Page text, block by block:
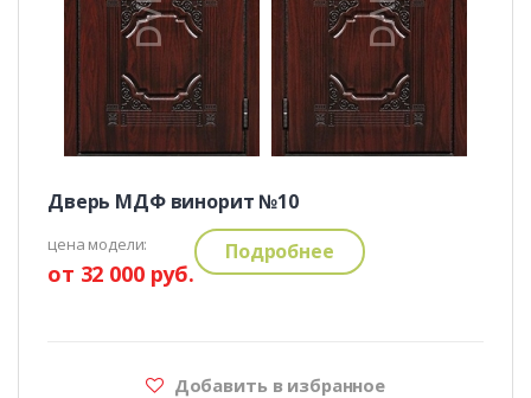
Дверь МДФ винорит №10
цена модели:
от 32 000 руб.
Подробнее
Добавить в избранное